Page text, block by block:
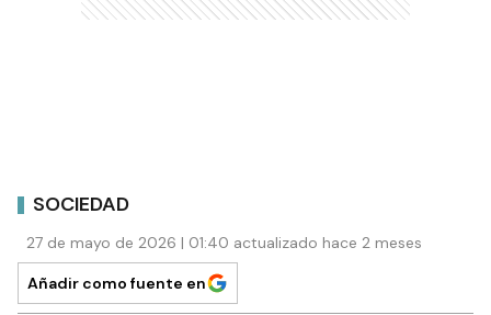
SOCIEDAD
27 de mayo de 2026 | 01:40 actualizado hace 2 meses
Añadir como fuente en